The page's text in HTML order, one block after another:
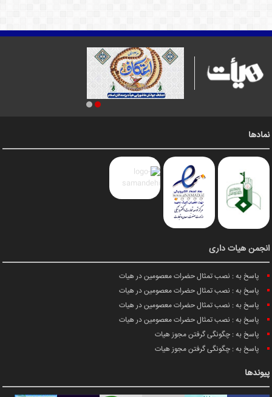
نمادها
انجمن هیات داری
پاسخ به : نصب تمثال حضرات معصومین در هیات
پاسخ به : نصب تمثال حضرات معصومین در هیات
پاسخ به : نصب تمثال حضرات معصومین در هیات
پاسخ به : نصب تمثال حضرات معصومین در هیات
پاسخ به : چگونگی گرفتن مجوز هیات
پاسخ به : چگونگی گرفتن مجوز هیات
پیوندها